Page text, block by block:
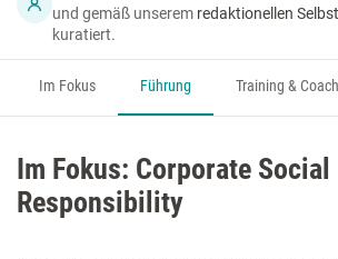
und gemäß unserem redaktionellen
kuratiert.
Im Fokus Führung Training &
Im Fokus: Corporate Social
Responsibility